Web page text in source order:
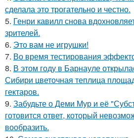
сделала это трогательно и честно.
5. Генри кавилл снова
зрителей.
6. Это вам не игрушки!
7. Во время тестирования
8. В этом году в Барнауле
Сибири цветочная теплица
гектаров.
9. Забудьте о Деми Мур и её
готовится ответ, который
вообразить.